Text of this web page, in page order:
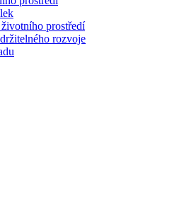
prostředí
rozvoje